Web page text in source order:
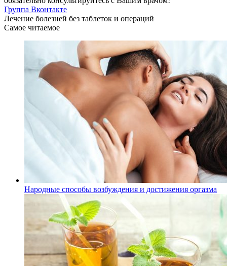
Группа Вконтакте
Лечение болезней без таблеток и операций
Самое читаемое
Народные способы возбуждения и достижения оргазма